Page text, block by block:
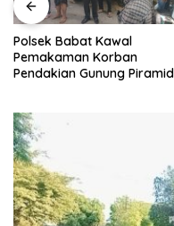
Polsek Babat Kawal
Pemakaman Korban
Pendakian Gunung Piramid